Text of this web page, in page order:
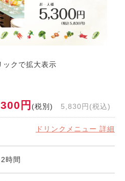
クで拡大表示
円 (税別) 5,830円(税込)
ドリンクメニュー 詳細
2時間